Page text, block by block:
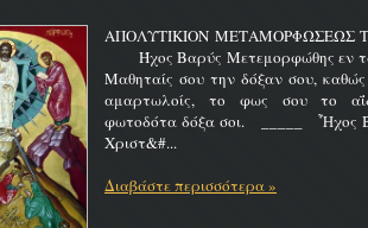
ΑΠΟΛΥΤΙΚΙΟΝ
Ήχος Βαρύς Μετεμορφώθης εν τω
Μαθηταίς σου την δόξαν σου,
αμαρτωλοίς, το φως σου το
φωτοδότα δόξα σοι. _____ Ἦχος
Χριστ&#...
Διαβάστε περισσότερα »